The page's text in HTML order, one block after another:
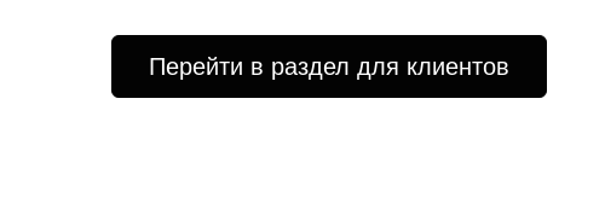
Перейти в раздел для клиентов